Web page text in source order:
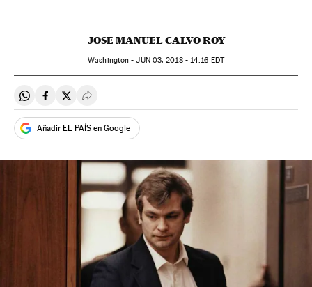
JOSE MANUEL CALVO ROY
Washington -JUN03, 2018 - 14:16 EDT
Compartir en Whatsapp
Compartir en Facebook
Compartir en Twitter
Desplegar Redes Sociales
Añadir EL PAÍS en Google